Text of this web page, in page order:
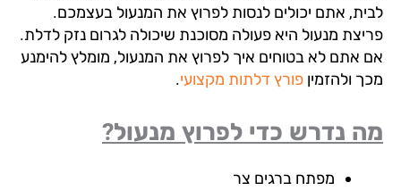
אתם יכולים לנסות לפרוץ את המנעול בעצמכם.
מנעול היא פעולה מסוכנת שיכולה לגרום נזק לדלת.
אתם לא בטוחים איך לפרוץ את המנעול, מומלץ להימנע
ולהזמיןפורץ דלתות מקצועי.
נדרש כדי לפרוץ מנעול?
מפתח ברגים צר